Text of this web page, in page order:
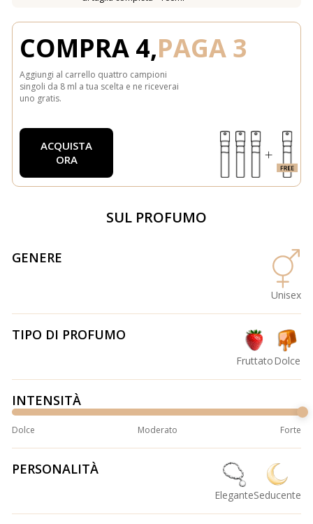
COMPRA 4,PAGA 3
Aggiungi al carrello quattro campioni
singoli da 8 ml a tua scelta e ne riceverai
uno gratis.
ACQUISTA
ORA
SUL PROFUMO
GENERE
Unisex
TIPO DI PROFUMO
FruttatoDolce
INTENSITÀ
Dolce Moderato Forte
PERSONALITÀ
EleganteSeducente